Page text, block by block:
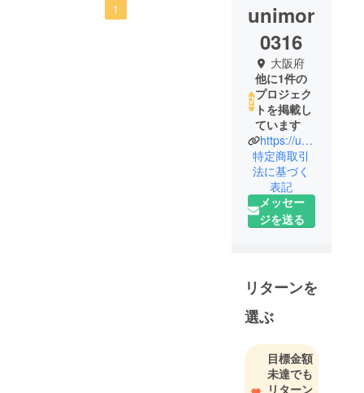
1
unimor
0316
大阪府
他に1件の
プロジェク
トを掲載し
ています
https://unimor.co.jp/
特定商取引
法に基づく
表記
メッセー
ジを送る
リターンを
選ぶ
目標金額
未達でも
リターン